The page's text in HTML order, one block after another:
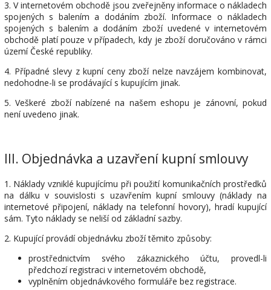
3. V internetovém obchodě jsou zveřejněny informace o nákladech
spojených s balením a dodáním zboží. Informace o nákladech
spojených s balením a dodáním zboží uvedené v internetovém
obchodě platí pouze v případech, kdy je zboží doručováno v rámci
území České republiky.
4. Případné slevy z kupní ceny zboží nelze navzájem kombinovat,
nedohodne-li se prodávající s kupujícím jinak.
5. Veškeré zboží nabízené na našem eshopu je zánovní, pokud
není uvedeno jinak.
III. Objednávka a uzavření kupní smlouvy
1. Náklady vzniklé kupujícímu při použití komunikačních prostředků
na dálku v souvislosti s uzavřením kupní smlouvy (náklady na
internetové připojení, náklady na telefonní hovory), hradí kupující
sám. Tyto náklady se neliší od základní sazby.
2. Kupující provádí objednávku zboží těmito způsoby:
prostřednictvím svého zákaznického účtu, provedl-li
předchozí registraci v internetovém obchodě,
vyplněním objednávkového formuláře bez registrace.